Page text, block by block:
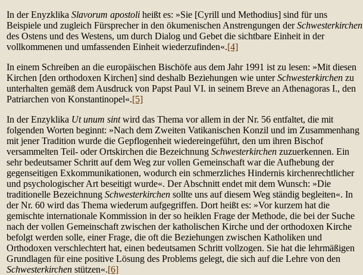
In der Enyzklika Slavorum apostoli heißt es: »Sie [Cyrill und Methodius] sind für uns
Beispiele und zugleich Fürsprecher in den ökumenischen Anstrengungen derSchwesterkirchen
des Ostens und des Westens, um durch Dialog und Gebet die sichtbare Einheit in der
vollkommenen und umfassenden Einheit wiederzufinden«.[4]
In einem Schreiben an die europäischen Bischöfe aus dem Jahr 1991 ist zu lesen: »Mit diesen
Kirchen [den orthodoxen Kirchen] sind deshalb Beziehungen wie unterSchwesterkirchen zu
unterhalten gemäß dem Ausdruck von Papst Paul VI. in seinem Breve an Athenagoras I., den
Patriarchen von Konstantinopel«.[5]
In der Enzyklika Ut unum sintwird das Thema vor allem in der Nr. 56 entfaltet, die mit
folgenden Worten beginnt: »Nach dem Zweiten Vatikanischen Konzil und im Zusammenhang
mit jener Tradition wurde die Gepflogenheit wiedereingeführt, den um ihren Bischof
versammelten Teil- oder Ortskirchen die Bezeichnung Schwesterkirchen zuzuerkennen. Ein
sehr bedeutsamer Schritt auf dem Weg zur vollen Gemeinschaft war die Aufhebung der
gegenseitigen Exkommunikationen, wodurch ein schmerzliches Hindernis kirchenrechtlicher
und psychologischer Art beseitigt wurde«. Der Abschnitt endet mit dem Wunsch: »Die
traditionelle Bezeichnung Schwesterkirchen sollte uns auf diesem Weg ständig begleiten«. In
der Nr. 60 wird das Thema wiederum aufgegriffen. Dort heißt es: »Vor kurzem hat die
gemischte internationale Kommission in der so heiklen Frage der Methode, die bei der Suche
nach der vollen Gemeinschaft zwischen der katholischen Kirche und der orthodoxen Kirche
befolgt werden solle, einer Frage, die oft die Beziehungen zwischen Katholiken und
Orthodoxen verschlechtert hat, einen bedeutsamen Schritt vollzogen. Sie hat die lehrmäßigen
Grundlagen für eine positive Lösung des Problems gelegt, die sich auf die Lehre von den
Schwesterkirchen stützen«.[6]